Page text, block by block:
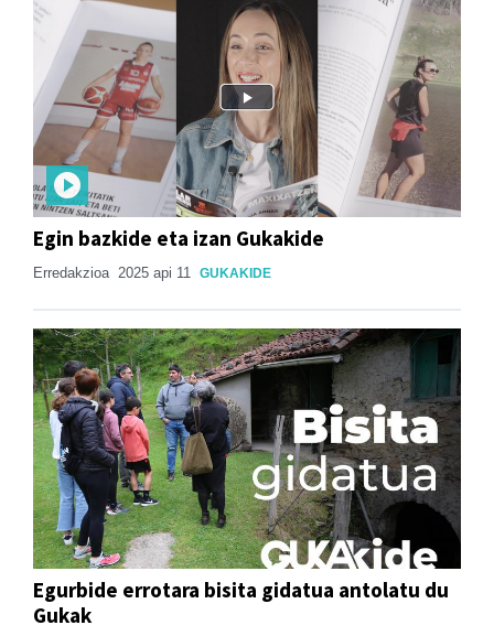
Egin bazkide eta izan Gukakide
Erredakzioa 2025 api 11 GUKAKIDE
Egurbide errotara bisita gidatua antolatu du
Gukak